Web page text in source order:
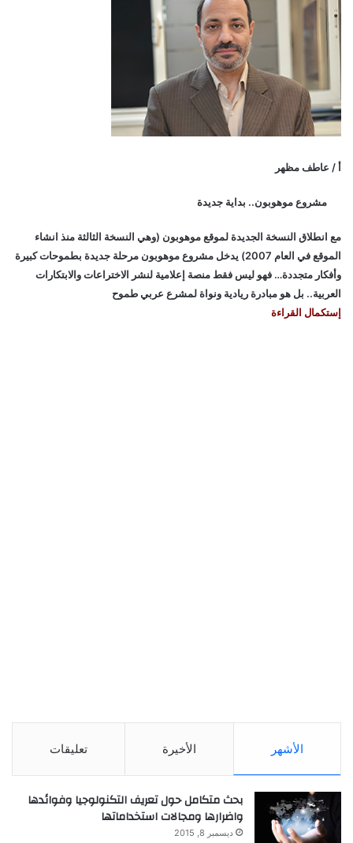
أ / عاطف مظهر
مشروع موهوبون.. بداية جديدة
مع انطلاق النسخة الجديدة لموقع موهوبون (وهي النسخة الثالثة منذ انشاء
الموقع في العام 2007) يدخل مشروع موهوبون مرحلة جديدة بطموحات كبيرة
وأفكار متجددة… فهو ليس فقط منصة إعلامية لنشر الاختراعات والابتكارات
العربية.. بل هو مبادرة ريادية ونواة لمشرع عربي طموح
إستكمال القراءة
الأشهر الأخيرة تعليقات
بحث متكامل حول تعريف التكنولوجيا وفوائدها
واضرارها ومجالات استخداماتها
ديسمبر 8, 2015